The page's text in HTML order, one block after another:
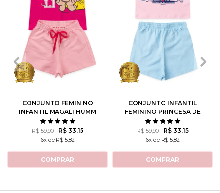
1 6
CONJUNTO FEMININO
INFANTIL MAGALI HUMM
AMO MELANCIA- TURMA
DA MÔNICA
R$ 59,90 R$ 33,15
6x de R$ 5,82
COMPRAR
1 6
10
CONJUNTO INFANTIL
FEMININO PRINCESA DE
ATITUDE - TURMA DA
MÔNICA
R$ 59,90 R$ 33,15
6x de R$ 5,82
COMPRAR